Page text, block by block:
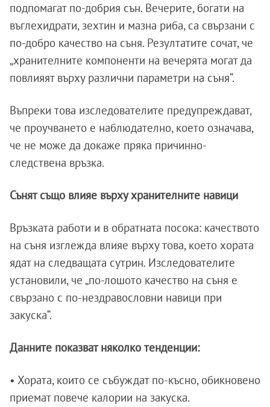
подпомагат по-добрия сън. Вечерите, богати на
въглехидрати, зехтин и мазна риба, са свързани с
по-добро качество на съня. Резултатите сочат, че
„хранителните компоненти на вечерята могат да
повлияят върху различни параметри на съня“.
Въпреки това изследователите предупреждават,
че проучването е наблюдателно, което означава,
че не може да докаже пряка причинно-
следствена връзка.
Сънят също влияе върху хранителните навици
Връзката работи и в обратната посока: качеството
на съня изглежда влияе върху това, което хората
ядат на следващата сутрин. Изследователите
установили, че „по-лошото качество на съня е
свързано с по-нездравословни навици при
закуска“.
Данните показват няколко тенденции:
• Хората, които се събуждат по-късно, обикновено
приемат повече калории на закуска.